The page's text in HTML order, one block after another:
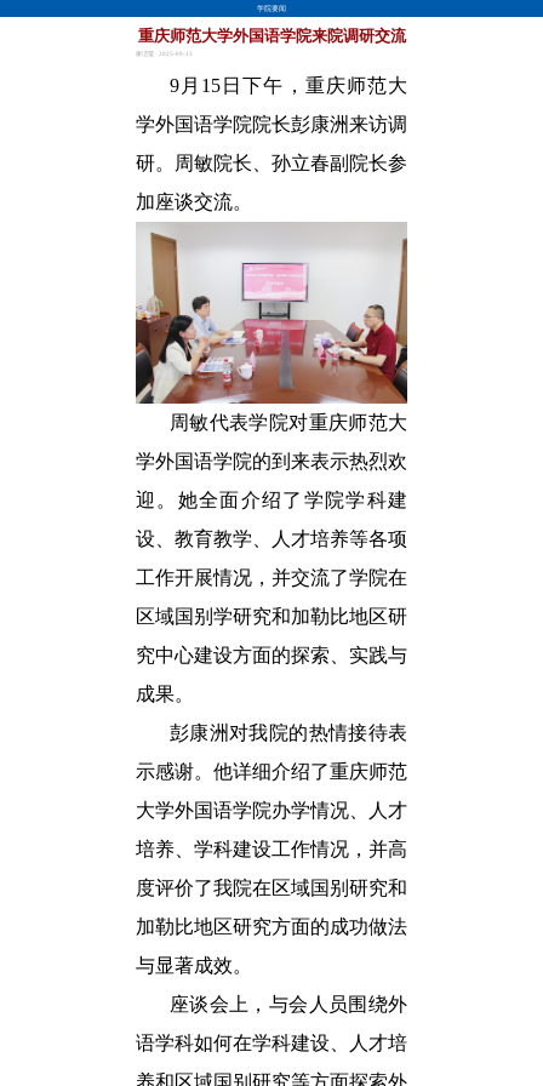
学院要闻
重庆师范大学外国语学院来院调研交流
谢洁莹 · 2025-09-15
9月15日下午，重庆师范大
学外国语学院院长彭康洲来访调
研。周敏院长、孙立春副院长参
加座谈交流。
周敏代表学院对重庆师范大
学外国语学院的到来表示热烈欢
迎。她全面介绍了学院学科建
设、教育教学、人才培养等各项
工作开展情况，并交流了学院在
区域国别学研究和加勒比地区研
究中心建设方面的探索、实践与
成果。
彭康洲对我院的热情接待表
示感谢。他详细介绍了重庆师范
大学外国语学院办学情况、人才
培养、学科建设工作情况，并高
度评价了我院在区域国别研究和
加勒比地区研究方面的成功做法
与显著成效。
座谈会上，与会人员围绕外
语学科如何在学科建设、人才培
养和区域国别研究等方面探索外